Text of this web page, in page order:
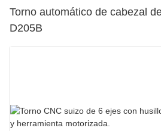
Torno automático de cabezal
D205B